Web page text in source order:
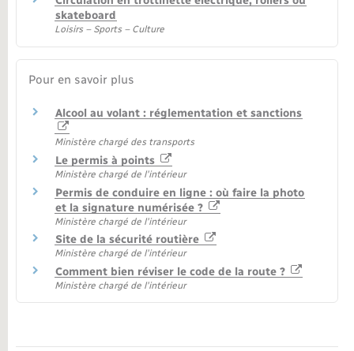
skateboard
Loisirs – Sports – Culture
Pour en savoir plus
Alcool au volant : réglementation et sanctions
Ministère chargé des transports
Le permis à points
Ministère chargé de l'intérieur
Permis de conduire en ligne : où faire la photo
et la signature numérisée ?
Ministère chargé de l'intérieur
Site de la sécurité routière
Ministère chargé de l'intérieur
Comment bien réviser le code de la route ?
Ministère chargé de l'intérieur